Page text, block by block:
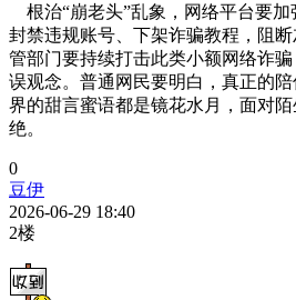
根治“崩老头”乱象，网络平台要
封禁违规账号、下架诈骗教程，阻
管部门要持续打击此类小额网络诈
误观念。普通网民要明白，真正的
界的甜言蜜语都是镜花水月，面对
绝。
0
豆伊
2026-06-29 18:40
2楼